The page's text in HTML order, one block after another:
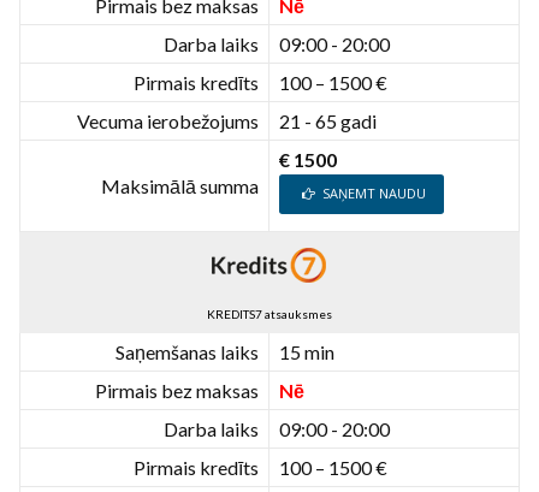
Pirmais bez maksas
Nē
Darba laiks
09:00 - 20:00
Pirmais kredīts
100 – 1500 €
Vecuma ierobežojums
21 - 65 gadi
Maksimālā summa
€ 1500
SAŅEMT NAUDU
KREDITS7 atsauksmes
Saņemšanas laiks
15 min
Pirmais bez maksas
Nē
Darba laiks
09:00 - 20:00
Pirmais kredīts
100 – 1500 €